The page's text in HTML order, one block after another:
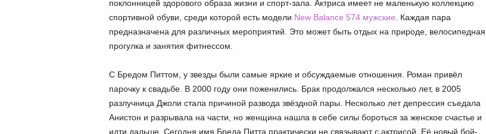
поклонницей здорового образа жизни и спорт-зала. Актриса имеет не маленькую коллекцию
спортивной обуви, среди которой есть модели New Balance 574 мужские . Каждая пара
предназначена для различных мероприятий. Это может быть отдых на природе, велосипедная
прогулка и занятия фитнессом.
С Бредом Питтом, у звезды были самые яркие и обсуждаемые отношения. Роман привёл
парочку к свадьбе. В 2000 году они поженились. Брак продолжался несколько лет, в 2005
разлучница Джоли стала причиной развода звёздной пары. Несколько лет депрессия съедала
Анистон и разрывала на части, но женщина нашла в себе силы бороться за женское счастье и
идти дальше. Сегодня имя Бреда Питта практически не связывают с актрисой. Её новый бой-